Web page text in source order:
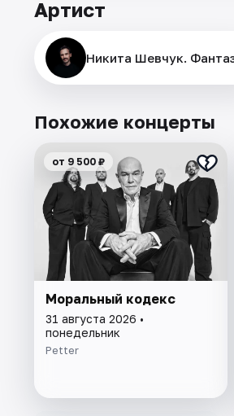
Артист
Никита Шевчук.
Похожие концерты
от 9 500 ₽
Моральный кодекс
31 августа 2026 •
понедельник
Petter